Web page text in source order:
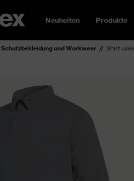
Neuheiten Produkte
Schutzbekleidung und Workwear Shirt